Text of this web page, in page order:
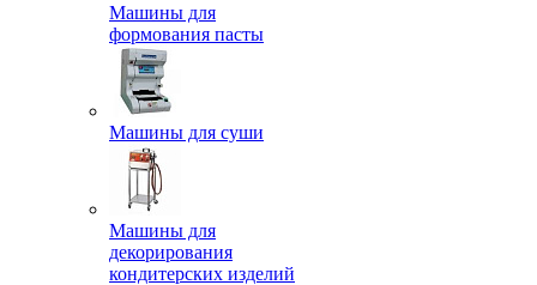
Машины для
формования пасты
Машины для суши
Машины для
декорирования
кондитерских изделий